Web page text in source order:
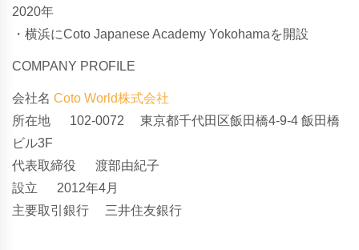
2020年
・横浜にCoto Japanese Academy Yokohamaを開設
COMPANY PROFILE
会社名 Coto World株式会社
所在地 102-0072 東京都千代田区飯田橋4-9-4 飯田橋
ビル3F
代表取締役 渡部由紀子
設立 2012年4月
主要取引銀行 三井住友銀行